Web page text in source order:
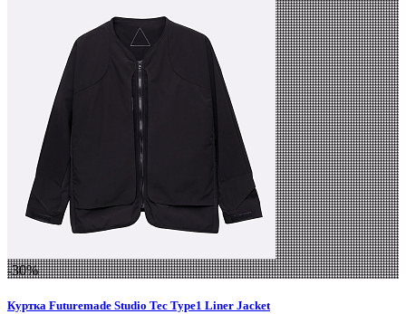
-30%
Куртка Futuremade Studio Tec Type1 Liner Jacket